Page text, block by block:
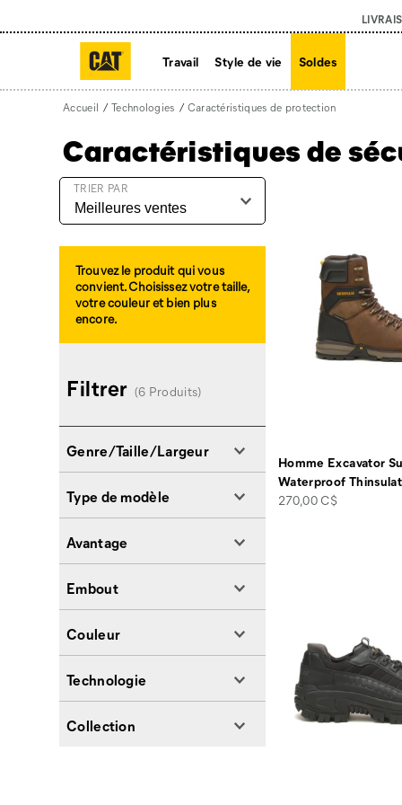
Travail Style de vie Soldes
Accueil Technologies Caractéristiques de protection
Caractéristiques de
Homme Excavator
Waterproof
price
270,00 C$
TRIER PAR
Trouvez le produit qui vous
convient. Choisissez votre taille,
votre couleur et bien plus
encore.
Filtrer (6 Produits)
Genre/Taille/Largeur
Type de modèle
Avantage
Embout
Couleur
Technologie
Collection